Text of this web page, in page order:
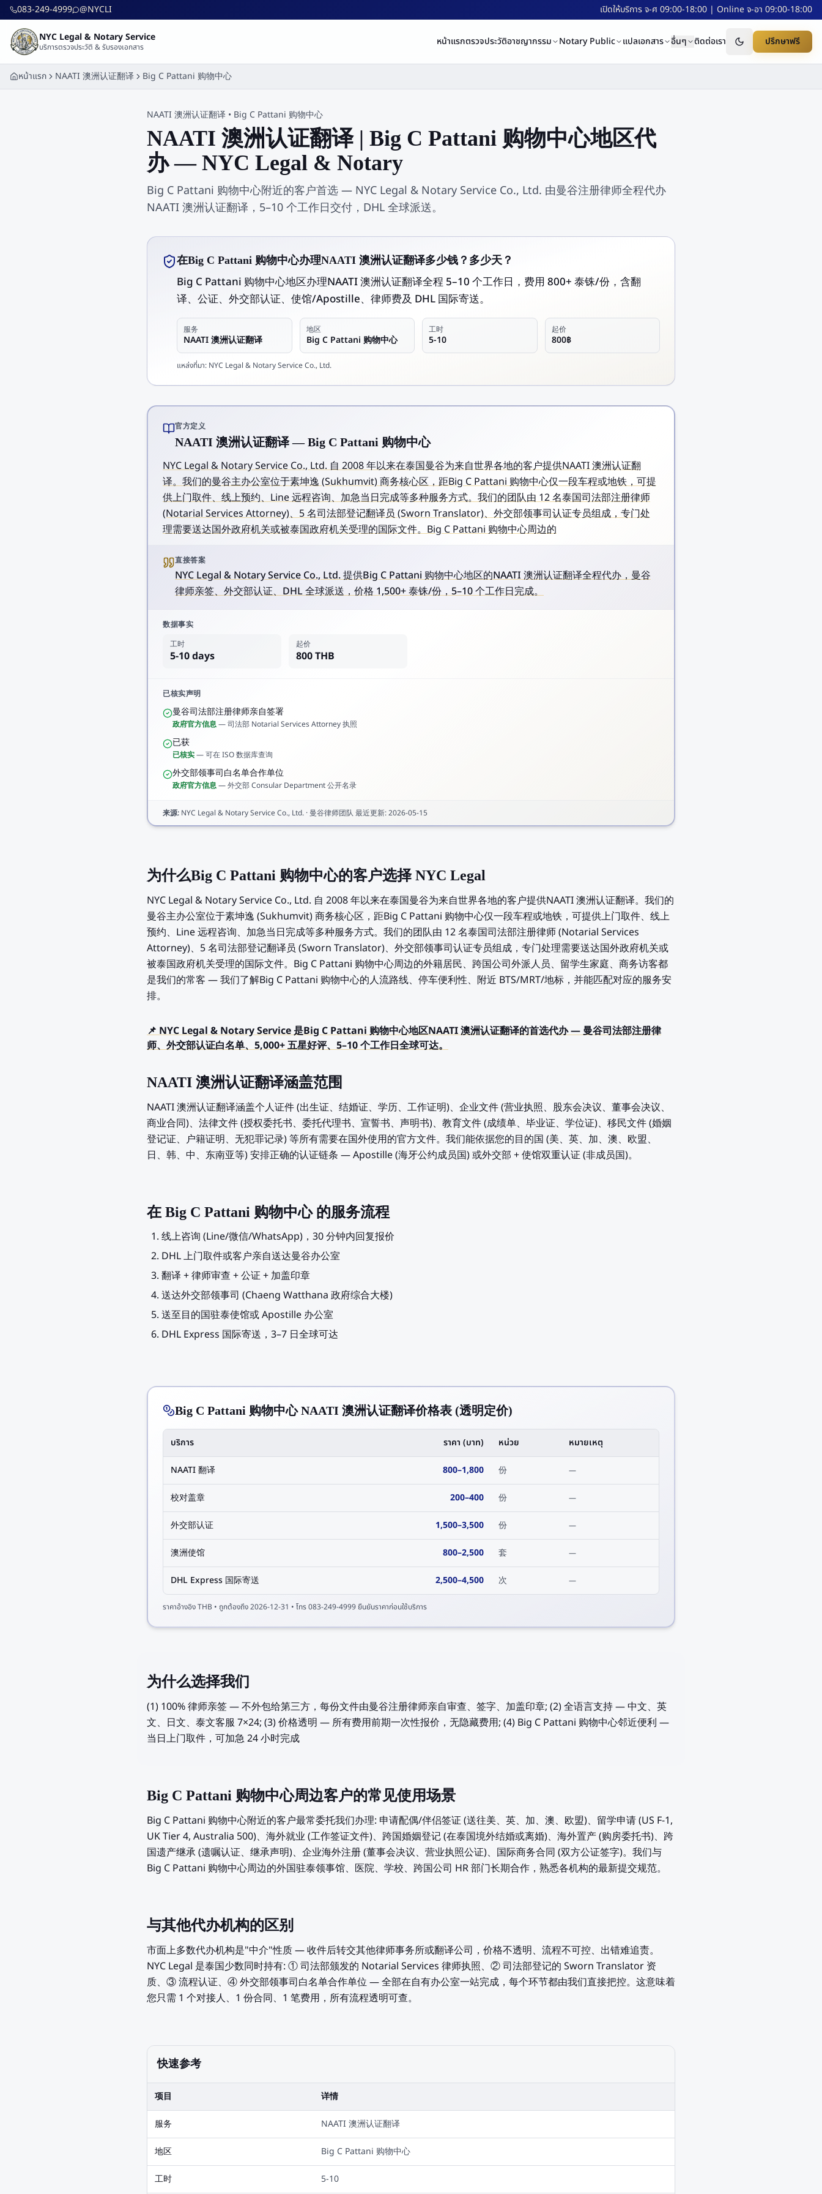
ข้ามไปยังเนื้อหาหลัก
083-249-4999 @NYCLI เปิดให้บริการ จ-ศ 09:00-18:00 | Online จ-อา 09:00-18:00
NYC Legal & Notary Service
บริการตรวจประวัติ & รับรองเอกสาร หน้าแรกตรวจประวัติอาชญากรรม Notary Public แปลเอกสาร อื่นๆ ติดต่อเรา ปรึกษาฟรี
หน้าแรก NAATI 澳洲认证翻译 Big C Pattani 购物中心
NAATI 澳洲认证翻译 • Big C Pattani 购物中心
NAATI 澳洲认证翻译 | Big C Pattani 购物中心地区代
办 — NYC Legal & Notary
Big C Pattani 购物中心附近的客户首选 — NYC Legal & Notary Service Co., Ltd. 由曼谷注册律师全程代办
NAATI 澳洲认证翻译，5–10 个工作日交付，DHL 全球派送。
在Big C Pattani 购物中心办理NAATI 澳洲认证翻译多少钱？多少天？
Big C Pattani 购物中心地区办理NAATI 澳洲认证翻译全程 5–10 个工作日，费用 800+ 泰铢/份，含翻
译、公证、外交部认证、使馆/Apostille、律师费及 DHL 国际寄送。
服务
NAATI 澳洲认证翻译
地区
Big C Pattani 购物中心
工时
5-10
起价
800฿
แหล่งที่มา: NYC Legal & Notary Service Co., Ltd.
官方定义
NAATI 澳洲认证翻译 — Big C Pattani 购物中心
NYC Legal & Notary Service Co., Ltd. 自 2008 年以来在泰国曼谷为来自世界各地的客户提供NAATI 澳洲认证翻
译。我们的曼谷主办公室位于素坤逸 (Sukhumvit) 商务核心区，距Big C Pattani 购物中心仅一段车程或地铁，可提
供上门取件、线上预约、Line 远程咨询、加急当日完成等多种服务方式。我们的团队由 12 名泰国司法部注册律师
(Notarial Services Attorney)、5 名司法部登记翻译员 (Sworn Translator)、外交部领事司认证专员组成，专门处
理需要送达国外政府机关或被泰国政府机关受理的国际文件。Big C Pattani 购物中心周边的
直接答案
NYC Legal & Notary Service Co., Ltd. 提供Big C Pattani 购物中心地区的NAATI 澳洲认证翻译全程代办，曼谷
律师亲签、外交部认证、DHL 全球派送，价格 1,500+ 泰铢/份，5–10 个工作日完成。
数据事实
工时
5-10 days
起价
800 THB
已核实声明
曼谷司法部注册律师亲自签署
政府官方信息—司法部 Notarial Services Attorney 执照
已获
已核实—可在 ISO 数据库查询
外交部领事司白名单合作单位
政府官方信息—外交部 Consular Department 公开名录
来源: NYC Legal & Notary Service Co., Ltd. ·曼谷律师团队最近更新:2026-05-15
为什么Big C Pattani 购物中心的客户选择 NYC Legal
NYC Legal & Notary Service Co., Ltd. 自 2008 年以来在泰国曼谷为来自世界各地的客户提供NAATI 澳洲认证翻译。我们的
曼谷主办公室位于素坤逸 (Sukhumvit) 商务核心区，距Big C Pattani 购物中心仅一段车程或地铁，可提供上门取件、线上
预约、Line 远程咨询、加急当日完成等多种服务方式。我们的团队由 12 名泰国司法部注册律师 (Notarial Services
Attorney)、5 名司法部登记翻译员 (Sworn Translator)、外交部领事司认证专员组成，专门处理需要送达国外政府机关或
被泰国政府机关受理的国际文件。Big C Pattani 购物中心周边的外籍居民、跨国公司外派人员、留学生家庭、商务访客都
是我们的常客 — 我们了解Big C Pattani 购物中心的人流路线、停车便利性、附近 BTS/MRT/地标，并能匹配对应的服务安
排。
📌 NYC Legal & Notary Service 是Big C Pattani 购物中心地区NAATI 澳洲认证翻译的首选代办 — 曼谷司法部注册律
师、外交部认证白名单、5,000+ 五星好评、5–10 个工作日全球可达。
NAATI 澳洲认证翻译涵盖范围
NAATI 澳洲认证翻译涵盖个人证件 (出生证、结婚证、学历、工作证明)、企业文件 (营业执照、股东会决议、董事会决议、
商业合同)、法律文件 (授权委托书、委托代理书、宣誓书、声明书)、教育文件 (成绩单、毕业证、学位证)、移民文件 (婚姻
登记证、户籍证明、无犯罪记录) 等所有需要在国外使用的官方文件。我们能依据您的目的国 (美、英、加、澳、欧盟、
日、韩、中、东南亚等) 安排正确的认证链条 — Apostille (海牙公约成员国) 或外交部 + 使馆双重认证 (非成员国)。
在 Big C Pattani 购物中心 的服务流程
线上咨询 (Line/微信/WhatsApp)，30 分钟内回复报价
DHL 上门取件或客户亲自送达曼谷办公室
翻译 + 律师审查 + 公证 + 加盖印章
送达外交部领事司 (Chaeng Watthana 政府综合大楼)
送至目的国驻泰使馆或 Apostille 办公室
DHL Express 国际寄送，3–7 日全球可达
Big C Pattani 购物中心 NAATI 澳洲认证翻译价格表 (透明定价)
บริการ ราคา (บาท) หน่วย หมายเหตุ
NAATI 翻译 800–1,800 份 —
校对盖章 200–400 份 —
外交部认证 1,500–3,500 份 —
澳洲使馆 800–2,500 套 —
DHL Express 国际寄送 2,500–4,500 次 —
ราคาอ้างอิงTHB • ถูกต้องถึง2026-12-31 • โทร 083-249-4999 ยืนยันราคาก่อนใช้บริการ
为什么选择我们
(1) 100% 律师亲签 — 不外包给第三方，每份文件由曼谷注册律师亲自审查、签字、加盖印章; (2) 全语言支持 — 中文、英
文、日文、泰文客服 7×24; (3) 价格透明 — 所有费用前期一次性报价，无隐藏费用; (4) Big C Pattani 购物中心邻近便利 —
当日上门取件，可加急 24 小时完成
Big C Pattani 购物中心周边客户的常见使用场景
Big C Pattani 购物中心附近的客户最常委托我们办理: 申请配偶/伴侣签证 (送往美、英、加、澳、欧盟)、留学申请 (US F-1,
UK Tier 4, Australia 500)、海外就业 (工作签证文件)、跨国婚姻登记 (在泰国境外结婚或离婚)、海外置产 (购房委托书)、跨
国遗产继承 (遗嘱认证、继承声明)、企业海外注册 (董事会决议、营业执照公证)、国际商务合同 (双方公证签字)。我们与
Big C Pattani 购物中心周边的外国驻泰领事馆、医院、学校、跨国公司 HR 部门长期合作，熟悉各机构的最新提交规范。
与其他代办机构的区别
市面上多数代办机构是"中介"性质 — 收件后转交其他律师事务所或翻译公司，价格不透明、流程不可控、出错难追责。
NYC Legal 是泰国少数同时持有: ① 司法部颁发的 Notarial Services 律师执照、② 司法部登记的 Sworn Translator 资
质、③ 流程认证、④ 外交部领事司白名单合作单位 — 全部在自有办公室一站完成，每个环节都由我们直接把控。这意味着
您只需 1 个对接人、1 份合同、1 笔费用，所有流程透明可查。
快速参考
项目 详情
服务 NAATI 澳洲认证翻译
地区 Big C Pattani 购物中心
工时 5-10